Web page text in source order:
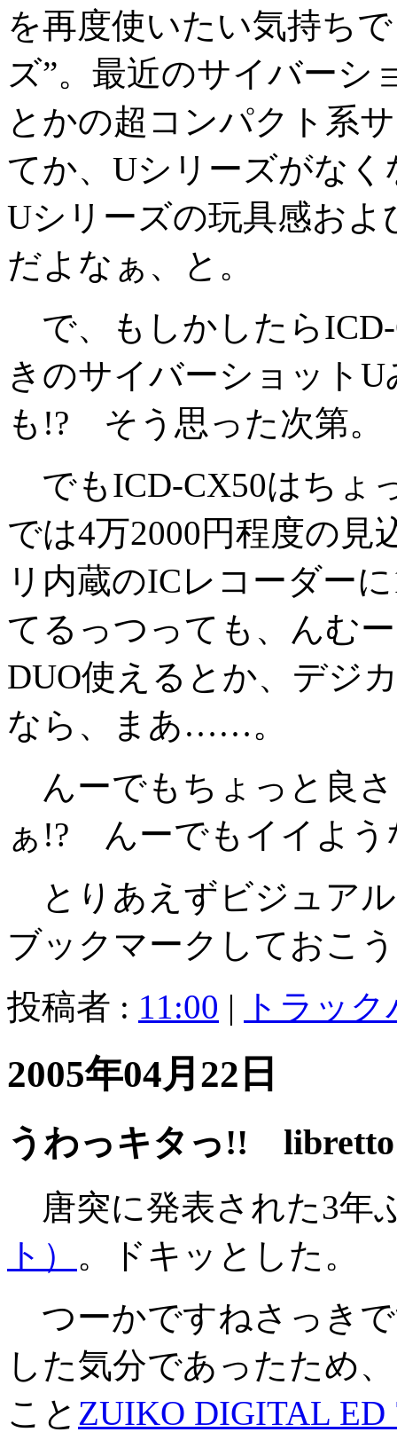
を再度使いたい気持ち
ズ”。最近のサイバーシ
とかの超コンパクト系
てか、Uシリーズがな
Uシリーズの玩具感お
だよなぁ、と。
で、もしかしたら
きのサイバーショット
も!? そう思った次第。
でもICD-CX50はちょ
では4万2000円程度の見
リ内蔵のICレコーダー
てるっつっても、んむ
DUO使えるとか、デジ
なら、まあ……。
んーでもちょっと良
ぁ!? んーでもイイよう
とりあえずビジュア
ブックマークしておこ
投稿者 : 11:00 | トラッ
2005年04月22日
うわっキタっ!!
唐突に発表された3年
ト） 。ドキッとした。
つーかですねさっき
した気分であったため
こと ZUIKO DIGITAL ED